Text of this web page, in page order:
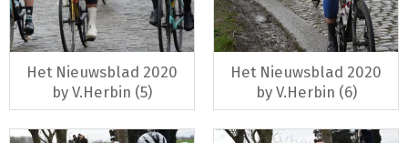
Het Nieuwsblad 2020
by V.Herbin (5)
Het Nieuwsblad 2020
by V.Herbin (6)